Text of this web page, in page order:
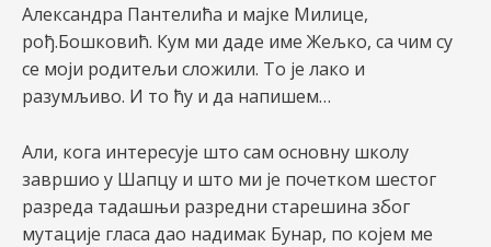
Александра Пантелића и мајке Милице,
рођ.Бошковић. Кум ми даде име Жељко, са чим су
се моји родитељи сложили. То је лако и
разумљиво. И то ћу и да напишем…
Али, кога интересује што сам основну школу
завршио у Шапцу и што ми је почетком шестог
разреда тадашњи разредни старешина због
мутације гласа дао надимак Бунар, по којем ме